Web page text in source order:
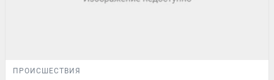
ПРОИСШЕСТВИЯ